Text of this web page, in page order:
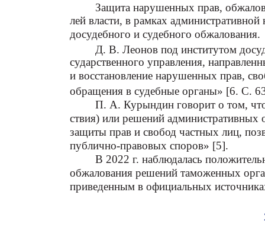
Защита нарушенных прав,
лей власти, в рамках
досудебного и судебного обжалования.
Д. В. Леонов под институтом
сударственного управления,
и восстановление нарушенных прав,
обращения в судебные органы» [6. С.
П. А. Курындин говорит о том,
ствия) или решений административных
защиты прав и свобод частных лиц,
публично-правовых споров» [5].
В 2022 г. наблюдалась
обжалования решений таможенных
приведенным в официальных